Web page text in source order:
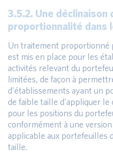
3.5.2. Une déclinaison
proportionnalité dans
Un traitement proportionné
est mis en place pour les
activités relevant du
limitées, de façon à
d’établissements ayant un
de faible taille d’appliquer
pour les positions du
conformément à une
applicable aux portefeuilles
taille.